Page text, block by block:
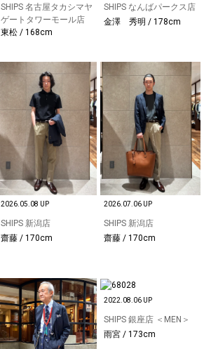
SHIPS 名古屋タカシマヤ
ゲートタワーモール店
東松 / 168cm
SHIPS なんばパークス店
金澤 秀明 / 178cm
2026.05.08 UP
SHIPS 新潟店
齋藤 / 170cm
2026.07.06 UP
SHIPS 新潟店
齋藤 / 170cm
2022.08.06 UP
SHIPS 銀座店 ＜MEN＞
雨宮 / 173cm